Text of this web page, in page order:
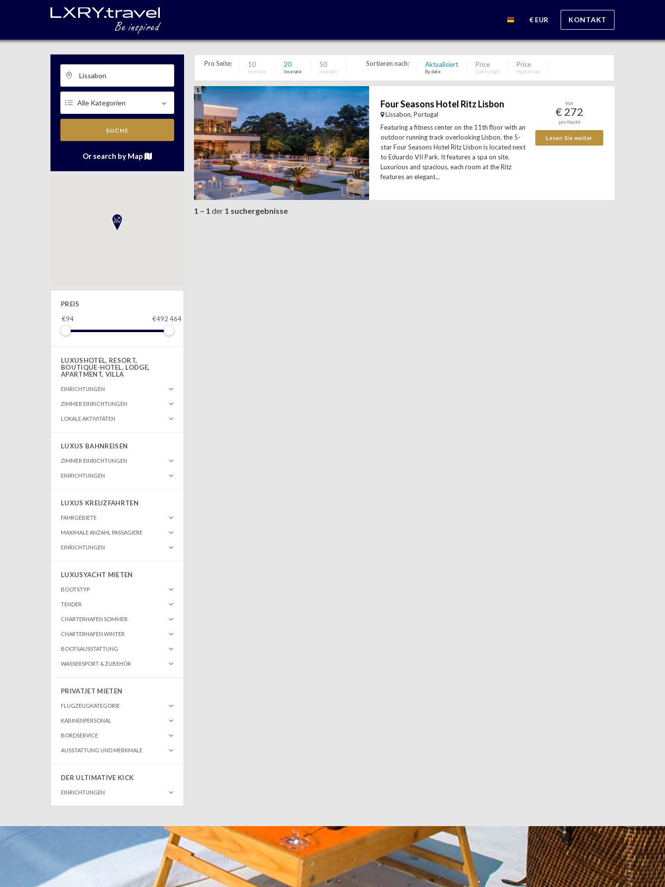
€ EUR KONTAKT
SUCHE
Or search by Map
PREIS
€94
€492 464
LUXUSHOTEL, RESORT,
BOUTIQUE-HOTEL, LODGE,
APARTMENT, VILLA
EINRICHTUNGEN
ZIMMER EINRICHTUNGEN
LOKALE AKTIVITÄTEN
LUXUS BAHNREISEN
ZIMMER EINRICHTUNGEN
EINRICHTUNGEN
LUXUS KREUZFAHRTEN
FAHRGEBIETE
MAXIMALE ANZAHL PASSAGIERE
EINRICHTUNGEN
LUXUSYACHT MIETEN
BOOTSTYP
TENDER
CHARTERHAFEN SOMMER
CHARTERHAFEN WINTER
BOOTSAUSSTATTUNG
WASSERSPORT & ZUBEHÖR
PRIVATJET MIETEN
FLUGZEUGKATEGORIE
KABINENPERSONAL
BORDSERVICE
AUSSTATTUNG UND MERKMALE
DER ULTIMATIVE KICK
EINRICHTUNGEN
Pro Seite: 10
Inserate
20
Inserate
50
Inserate
Sortieren nach: Aktualisiert
By date
Price
Low to high
Price
High to low
1
Four Seasons Hotel Ritz Lisbon
Lissabon, Portugal
Featuring a fitness center on the 11th floor with an
outdoor running track overlooking Lisbon, the 5-
star Four Seasons Hotel Ritz Lisbon is located next
to Eduardo VII Park. It features a spa on site.
Luxurious and spacious, each room at the Ritz
features an elegant...
Von
€ 272
pro Nacht
Lesen Sie weiter
1 – 1 der 1 suchergebnisse